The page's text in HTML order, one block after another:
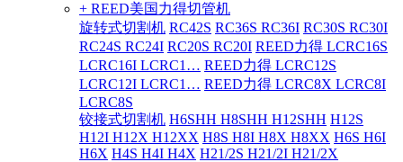
+ REED美国力得切管机
旋转式切割机 RC42S RC36S RC36I RC30S RC30I
RC24S RC24I RC20S RC20I REED力得 LCRC16S
LCRC16I LCRC1… REED力得 LCRC12S
LCRC12I LCRC1… REED力得 LCRC8X LCRC8I
LCRC8S
铰接式切割机 H6SHH H8SHH H12SHH H12S
H12I H12X H12XX H8S H8I H8X H8XX H6S H6I
H6X H4S H4I H4X H21/2S H21/2I H21/2X